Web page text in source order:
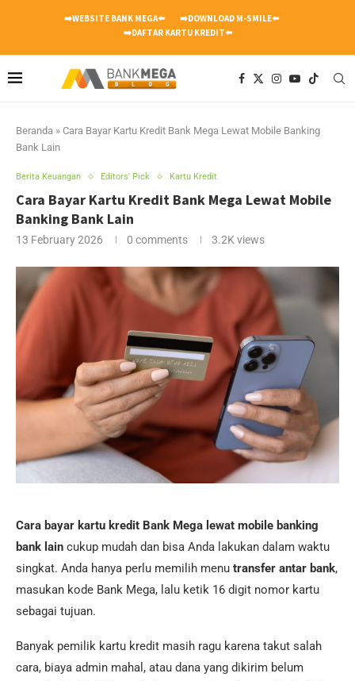
➡️WEBSITE BANK MEGA⬅️
➡️DOWNLOAD M-SMILE⬅️
➡️DAFTAR KARTU KREDIT⬅️
Beranda » Cara Bayar Kartu Kredit Bank Mega Lewat Mobile Banking
Bank Lain
Berita Keuangan Editors' Pick Kartu Kredit
Cara Bayar Kartu Kredit Bank Mega Lewat Mobile
Banking Bank Lain
13 February 2026 0 comments 3.2K views
Cara bayar kartu kredit Bank Mega lewat mobile banking
bank lain cukup mudah dan bisa Anda lakukan dalam waktu
singkat. Anda hanya perlu memilih menu transfer antar bank,
masukan kode Bank Mega, lalu ketik 16 digit nomor kartu
sebagai tujuan.
Banyak pemilik kartu kredit masih ragu karena takut salah
cara, biaya admin mahal, atau dana yang dikirim belum